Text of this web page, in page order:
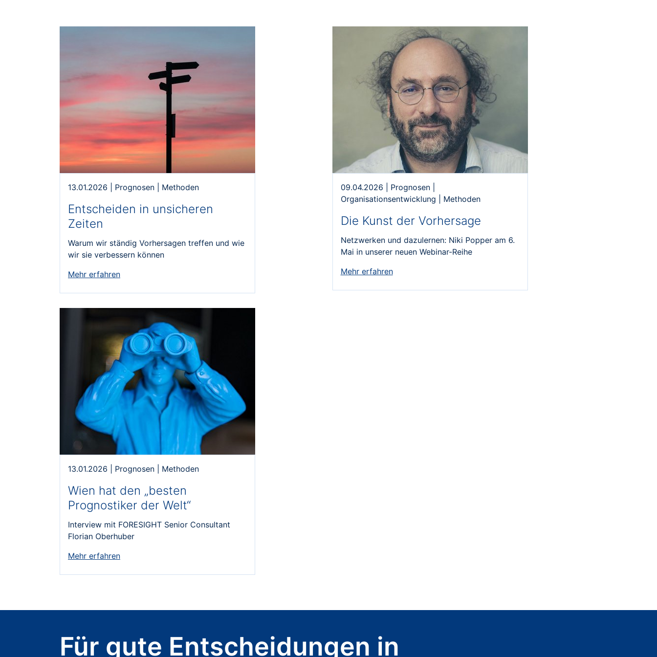
13.01.2026 Prognosen Methoden
Entscheiden in unsicheren
Zeiten
Warum wir ständig Vorhersagen treffen und wie
wir sie verbessern können
Mehr erfahren
09.04.2026 Prognosen|
Organisationsentwicklung
Methoden
Die Kunst der Vorhersage
Netzwerken und dazulernen: Niki Popper am 6.
Mai in unserer neuen Webinar-Reihe
Mehr erfahren
13.01.2026 Prognosen Methoden
Wien hat den „besten
Prognostiker der Welt“
Interview mit FORESIGHT Senior Consultant
Florian Oberhuber
Mehr erfahren
Für gute Entscheidungen in